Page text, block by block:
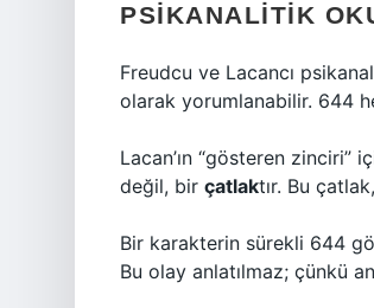
PSIKANALITIK
Freudcu ve Lacancı
olarak yorumlanabilir. 644
Lacan’ın “gösteren zinciri”
değil, bir çatlaktır. Bu
Bir karakterin sürekli 644
Bu olay anlatılmaz; çünkü